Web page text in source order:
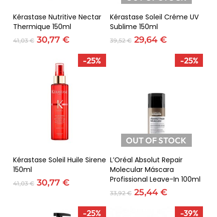
Adicionar
Kérastase Nutritive Nectar
Thermique 150ml
41,03€ O
41,03 €.
30,77 €O
atual
Ler Mais
Kérastase Soleil Créme UV
Sublime 150ml
39,52€ O
29,64€O
atual
-25%
Adicionar
Kérastase Soleil Huile Sirene
150ml
41,03€ O
30,77 €O
é:
OUT OF STOCK
-25%
Ler Mais
L’Oréal Absolut Repair
Molecular Máscara
Profissional Leave-In 100ml
33,92€ O
25,44€O
atual
-25% -39%